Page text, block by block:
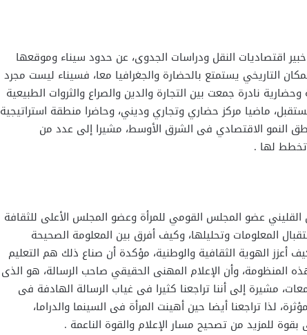
اقتصاديات النقل ودراسات الجدوى، عن حدود سيناء وموقعها
التاريخي يستمتع بالحضارة والجغرافيا معا، فسيناء ليست مجرد
نادرة جمعت بين التجارة والدين والصراع والثروات الطبيعية
ماضيا مركز حضاري وتجاري وديني، وحاضرا منطقة استراتيجية
النمو الاقتصادي فى الشرق الأوسط، مشيرا إلى عدد من
تخطط لها .
عضو المجلس القومي للمرأة وعضو المجلس الأعلى للثقافة
المعلومات وتحليلها، وكيف أفرق بين المعلومة الصحيحة
أعزز الهوية الثقافية والوطنية، مؤكدة أن صناع ذلك هم التعليم
المنظومة، وأن الإعلام المهنى الحقيقي صاحب الرسالة، هو الذى
مشيرة إلى أننا تراجعنا كثيرا فى غياب الرسالة الهادفة فى
لذا تراجعنا أيضا حين أهينت المرأة فى السينما والدراما،
للمزيد من تصحيح مسار الإعلام والقوة الناعمة .